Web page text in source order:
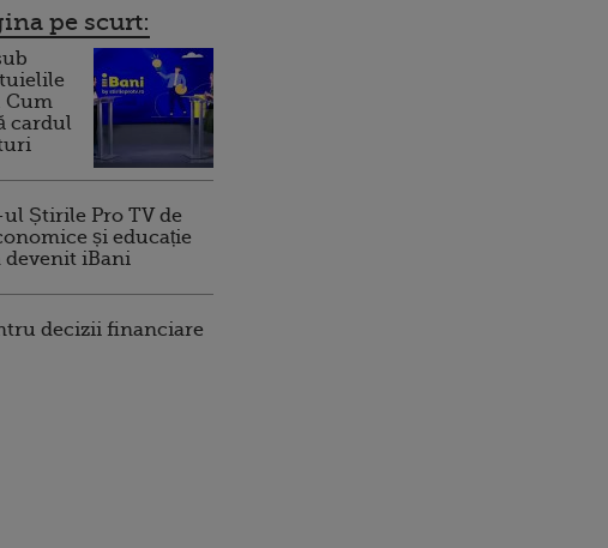
pe scurt:
Cum
cardul
Știrile Pro TV de
și educație
devenit iBani
decizii financiare